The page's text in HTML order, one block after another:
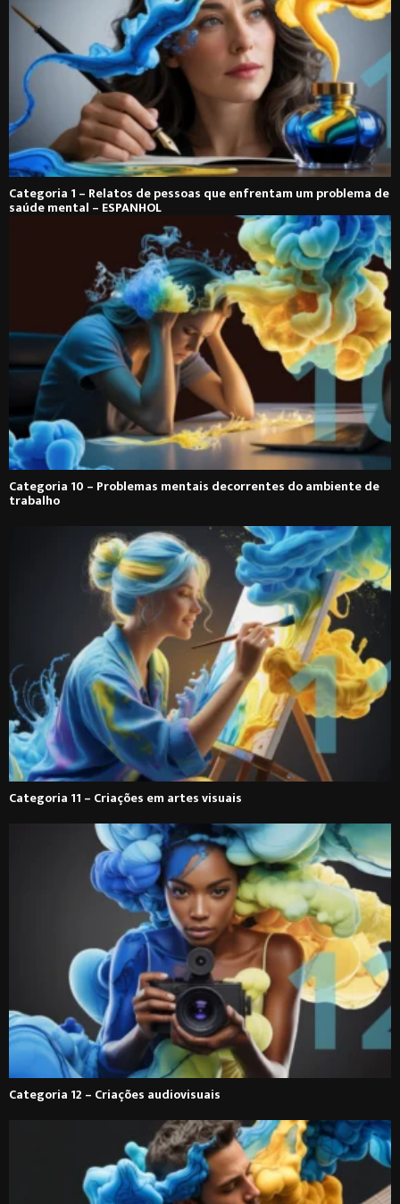
Categoria 1 – Relatos de pessoas que enfrentam um problema de
saúde mental – ESPANHOL
Categoria 10 – Problemas mentais decorrentes do ambiente de
trabalho
Categoria 11 – Criações em artes visuais
Categoria 12 – Criações audiovisuais